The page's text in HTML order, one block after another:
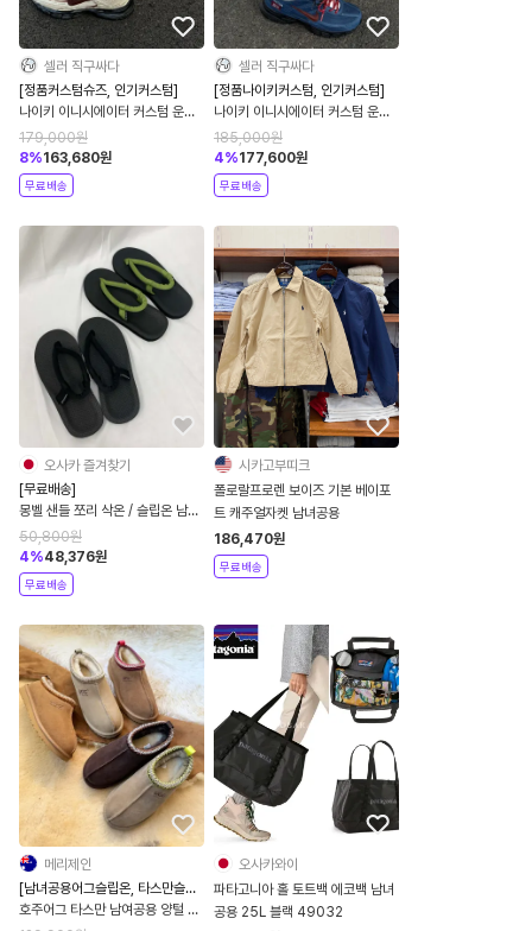
셀러 직구싸다
[정품커스텀슈즈, 인기커스텀]
나이키 이니시에이터 커스텀 운동
화 공용 IO7609-101
179,000원
8%163,680원
무료배송
셀러 직구싸다
[정품나이키커스텀, 인기커스텀]
나이키 이니시에이터 커스텀 운동
화 공용 딥 블 IO7609-101
185,000원
4%177,600원
무료배송
오사카 즐겨찾기
[무료배송]
몽벨 샌들 쪼리 삭온 / 슬립온 남녀
공용 여름 스트랩 슬리퍼
50,800원
4%48,376원
무료배송
시카고부띠크
폴로랄프로렌 보이즈 기본 베이포
트 캐주얼자켓 남녀공용
186,470원
무료배송
메리제인
[남녀공용어그슬립온, 타스만슬리
퍼]
호주어그 타스만 남여공용 양털 슬
오사카와이
파타고니아 홀 토트백 에코백 남녀
공용 25L 블랙 49032